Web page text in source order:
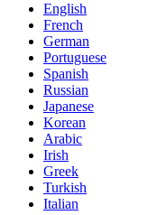
English
French
German
Portuguese
Spanish
Russian
Japanese
Korean
Arabic
Irish
Greek
Turkish
Italian